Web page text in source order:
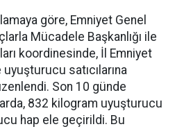
göre, Emniyet Genel
Mücadele Başkanlığı ile
koordinesinde, İl Emniyet
satıcılarına
Son 10 günde
832 kilogram uyuşturucu
hap ele geçirildi. Bu